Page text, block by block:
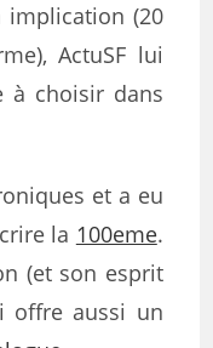
implication (20
ActuSF lui
à choisir dans
et a eu
la 100eme.
(et son esprit
offre aussi un